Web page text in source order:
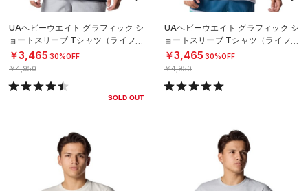
UAヘビーウエイト グラフィック シ
ョートスリーブ Tシャツ（ライフス
タイル/MEN）
￥3,465 30%OFF
￥4,950
SOLD OUT
UAヘビーウエイト グラフィック シ
ョートスリーブ Tシャツ（ライフス
タイル/MEN）
￥3,465 30%OFF
￥4,950